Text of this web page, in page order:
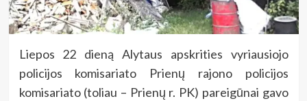
Liepos 22 dieną Alytaus apskrities vyriausiojo
policijos komisariato Prienų rajono policijos
komisariato (toliau – Prienų r. PK) pareigūnai gavo